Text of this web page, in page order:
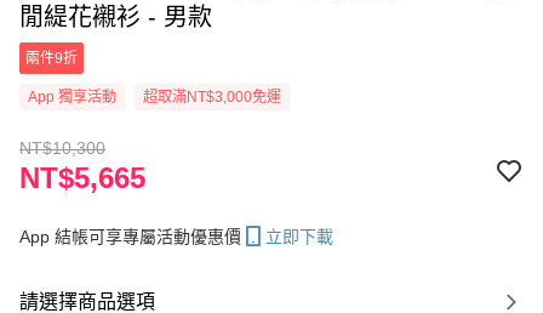
閒緹花襯衫 - 男款
兩件9折
App 獨享活動 超取滿NT$3,000免運
NT$10,300
NT$5,665
App 結帳可享專屬活動優惠價 立即下載
請選擇商品選項